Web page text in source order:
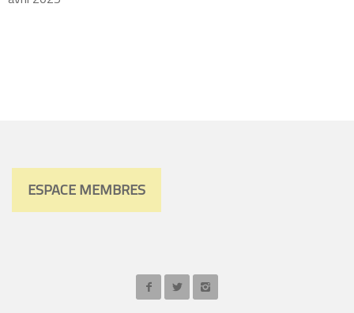
ESPACE MEMBRES